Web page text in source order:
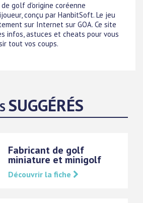
golf d'origine coréenne
conçu par HanbitSoft. Le jeu
sur Internet sur GOA. Ce site
infos, astuces et cheats pour vous
tout vos coups.
SUGGÉRÉS
Fabricant de golf
miniature et minigolf
Découvrir la fiche